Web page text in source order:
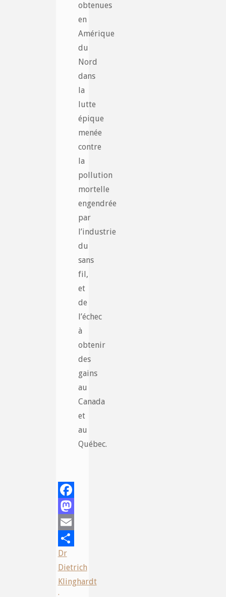
obtenues
en
Amérique
du
Nord
dans
la
lutte
épique
menée
contre
la
pollution
mortelle
engendrée
par
l’industrie
du
sans
fil,
et
de
l’échec
à
obtenir
des
gains
au
Canada
et
au
Québec.
Facebook
Mastodon
Email
Share
Dr
Dietrich
Klinghardt